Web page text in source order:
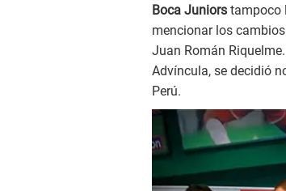
Boca Juniors tampoco
mencionar los
Juan Román
Advíncula, se decidió
Perú.